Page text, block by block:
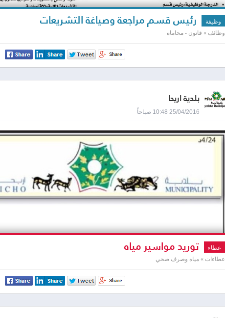
وظيفة رئيس قسم مراجعة وصياغة التشريعات
وظائف » قانون - محاماه
بلدية اريحا
25/04/2016 10:48 صباحاً
عطاء توريد مواسير مياه
عطاءات » مياه وصرف صحي